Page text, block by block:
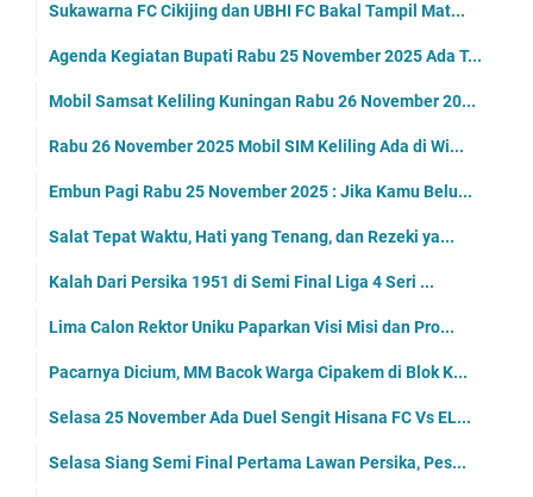
Sukawarna FC Cikijing dan UBHI FC Bakal Tampil Mat...
Agenda Kegiatan Bupati Rabu 25 November 2025 Ada T...
Mobil Samsat Keliling Kuningan Rabu 26 November 20...
Rabu 26 November 2025 Mobil SIM Keliling Ada di Wi...
Embun Pagi Rabu 25 November 2025 : Jika Kamu Belu...
Salat Tepat Waktu, Hati yang Tenang, dan Rezeki ya...
Kalah Dari Persika 1951 di Semi Final Liga 4 Seri ...
Lima Calon Rektor Uniku Paparkan Visi Misi dan Pro...
Pacarnya Dicium, MM Bacok Warga Cipakem di Blok K...
Selasa 25 November Ada Duel Sengit Hisana FC Vs EL...
Selasa Siang Semi Final Pertama Lawan Persika, Pes...